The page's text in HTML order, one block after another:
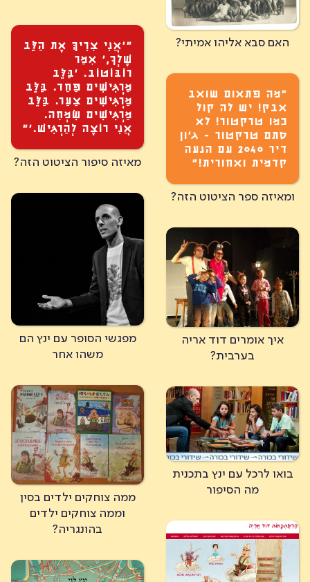
האם סבא אליהו אמיתי?
״׳אֲנִי צׇרִיךְּ אֶת הַלֵּב
שֶׁלְךׇ,׳ אׇמַר
רוֹבּוֹטוֹב. ׳בַּלֵּב
מַרְגִּישִׁים פַּחַד. בַּלֵּב
מַרְגִּישִׁים צַעַר. בַּלֵּב
מַרְגִּישִׁים שִׂמְחׇה.
אֲנִי רוֹצֶה לְהַרְגִּישׁ.׳”
מאיזה סיפור הציטוט הזה?
״מה פתאום שואב
אבק! יש לה קול
כמו טרקטור! לא
סתם טרקטור - ג'ון
דיר 2040 עם הנעה
קדמית ואחורית!”
ומאיזה ספר הציטוט הזה?
מפגשי הסופר עם ינץ הם
משהו אחר
איך אומרים דוד אריה
בערבית?
ממה צוחקים ילדים בסין
וממה צוחקים ילדים
בהונגריה?
בואו לרכל עם ינץ בתכנית
מה הסיפור